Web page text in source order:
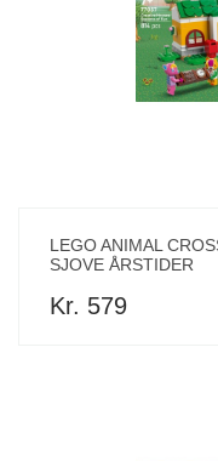
LEGO ANIMAL
SJOVE ÅRSTIDER
Kr. 579